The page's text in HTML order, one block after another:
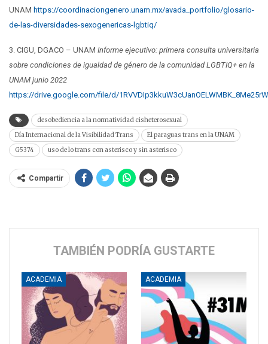
UNAM https://coordinaciongenero.unam.mx/avada_portfolio/glosario-
de-las-diversidades-sexogenericas-lgbtiq/
3. CIGU, DGACO – UNAM Informe ejecutivo: primera consulta universitaria
sobre condiciones de igualdad de género de la comunidad LGBTIQ+ en la
UNAM junio 2022
https://drive.google.com/file/d/
desobediencia a la normatividad cisheterosexual
Día Internacional de la Visibilidad Trans
El paraguas trans en la UNAM
G5374
uso de lo trans con asterisco y sin asterisco
Compartir
TAMBIÉN PODRÍA GUSTARTE
ACADEMIA ACADEMIA